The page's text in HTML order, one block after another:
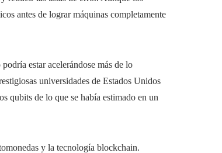
antes de lograr máquinas completamente
estar acelerándose más de lo
universidades de Estados Unidos
qubits de lo que se había estimado en un
y la tecnología blockchain.